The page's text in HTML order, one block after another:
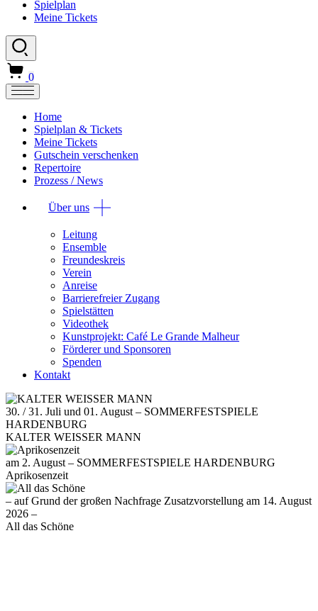
Spielplan
Meine Tickets
0
Home
Spielplan & Tickets
Meine Tickets
Gutschein verschenken
Repertoire
Prozess / News
Über uns
Leitung
Ensemble
Freundeskreis
Verein
Anreise
Barrierefreier Zugang
Spielstätten
Videothek
Kunstprojekt: Café Le Grande Malheur
Förderer und Sponsoren
Spenden
Kontakt
30. / 31. Juli und 01. August – SOMMERFESTSPIELE
HARDENBURG
KALTER WEISSER MANN
am 2. August – SOMMERFESTSPIELE HARDENBURG
Aprikosenzeit
– auf Grund der großen Nachfrage Zusatzvorstellung am 14. August
2026 –
All das Schöne